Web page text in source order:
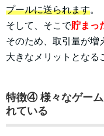
プールに送られます。
そして、そこで貯まっ
そのため、取引量が増
大きなメリットとなる
特徴④ 様々なゲー
れている